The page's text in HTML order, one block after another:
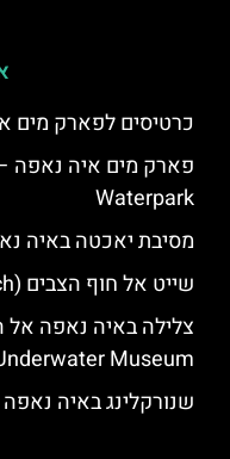
כרטיסים לפארק מים
Waterpark‬‬
מסיבת יאכטה באיה
שייט אל חוף הצבים (Turtle Beach) מאיה נאפה
Museum)
שנורקלינג באיה נאפה